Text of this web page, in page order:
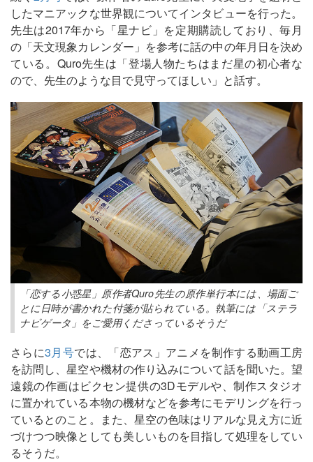
したマニアックな世界観についてインタビューを行った。
先生は2017年から「星ナビ」を定期購読しており、毎月
の「天文現象カレンダー」を参考に話の中の年月日を決め
ている。Quro先生は「登場人物たちはまだ星の初心者な
ので、先生のような目で見守ってほしい」と話す。
「恋する小惑星」原作者Quro先生の原作単行本には、場面ご
とに日時が書かれた付箋が貼られている。執筆には「ステラ
ナビゲータ」をご愛用くださっているそうだ
さらに3月号では、「恋アス」アニメを制作する動画工房
を訪問し、星空や機材の作り込みについて話を聞いた。望
遠鏡の作画はビクセン提供の3Dモデルや、制作スタジオ
に置かれている本物の機材などを参考にモデリングを行っ
ているとのこと。また、星空の色味はリアルな見え方に近
づけつつ映像としても美しいものを目指して処理をしてい
るそうだ。